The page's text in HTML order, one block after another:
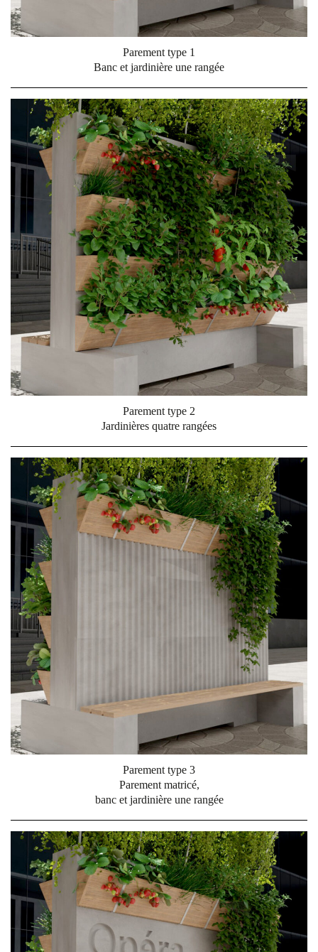
Parement type 1
Banc et jardinière une rangée
Parement type 2
Jardinières quatre rangées
Parement type 3
Parement matricé,
banc et jardinière une rangée